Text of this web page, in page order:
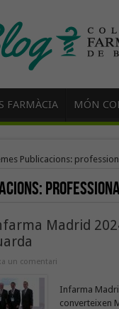
FARMÀCIA MÓN
Publicacions:
Madrid
un comentari
Infarma
converteixen